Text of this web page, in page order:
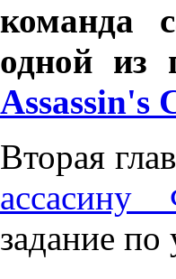
команда
одной из
Assassin's
Вторая
ассасину
задание